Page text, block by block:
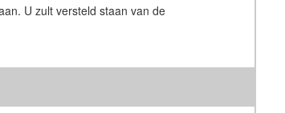
U zult versteld staan van de